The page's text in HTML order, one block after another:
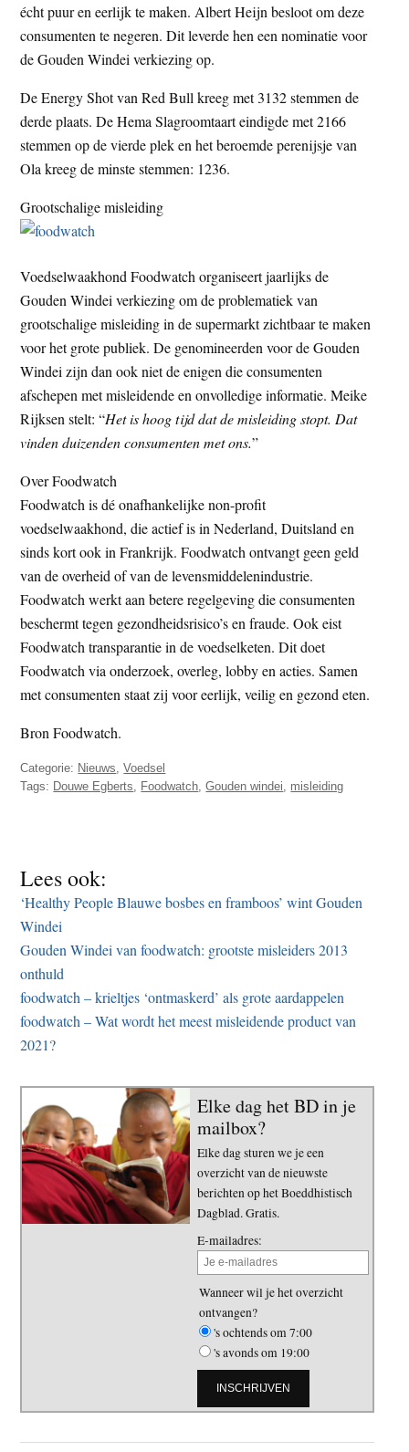
écht puur en eerlijk te maken. Albert Heijn besloot om deze
consumenten te negeren. Dit leverde hen een nominatie voor
de Gouden Windei verkiezing op.
De Energy Shot van Red Bull kreeg met 3132 stemmen de
derde plaats. De Hema Slagroomtaart eindigde met 2166
stemmen op de vierde plek en het beroemde perenijsje van
Ola kreeg de minste stemmen: 1236.
Grootschalige misleiding
Voedselwaakhond Foodwatch organiseert jaarlijks de
Gouden Windei verkiezing om de problematiek van
grootschalige misleiding in de supermarkt zichtbaar te maken
voor het grote publiek. De genomineerden voor de Gouden
Windei zijn dan ook niet de enigen die consumenten
afschepen met misleidende en onvolledige informatie. Meike
Rijksen stelt: “Het is hoog tijd dat de misleiding stopt. Dat
vinden duizenden consumenten met ons.”
Over Foodwatch
Foodwatch is dé onafhankelijke non-profit
voedselwaakhond, die actief is in Nederland, Duitsland en
sinds kort ook in Frankrijk. Foodwatch ontvangt geen geld
van de overheid of van de levensmiddelenindustrie.
Foodwatch werkt aan betere regelgeving die consumenten
beschermt tegen gezondheidsrisico’s en fraude. Ook eist
Foodwatch transparantie in de voedselketen. Dit doet
Foodwatch via onderzoek, overleg, lobby en acties. Samen
met consumenten staat zij voor eerlijk, veilig en gezond eten.
Bron Foodwatch.
Categorie: Nieuws ,Voedsel
Tags: Douwe Egberts Foodwatch ,Gouden windei misleiding
Lees ook:
‘Healthy People Blauwe bosbes en framboos’ wint Gouden
Windei
Gouden Windei van foodwatch: grootste misleiders 2013
onthuld
foodwatch – krieltjes ‘ontmaskerd’ als grote aardappelen
foodwatch – Wat wordt het meest misleidende product van
2021?
Elke dag het BD in je
mailbox?
Elke dag sturen we je een
overzicht van de nieuwste
berichten op het Boeddhistisch
Dagblad. Gratis.
E-mailadres:
Wanneer wil je het overzicht
ontvangen?
's ochtends om 7:00
's avonds om 19:00